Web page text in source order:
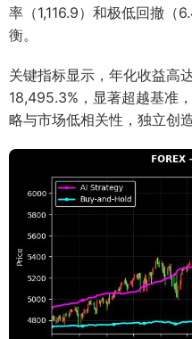
率（1,116.9）和极低回撤（
衡。
关键指标显示，年化收益高
18,495.3%，显著超越基准
略与市场低相关性，独立创